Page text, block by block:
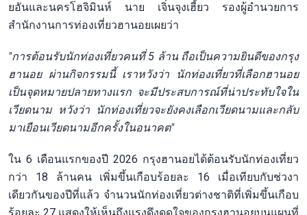
ยอันและนครโฮจิมินห์ นาย เจิ่นจุงเฮี้ยว รองผู้อำนวยการ
สำนักงานการท่องเที่ยวฮานอยเผยว่า
"การต้อนรับนักท่องเที่ยวคนที่ 5 ล้าน ถือเป็นความยินดีของกรุง
ฮานอย ผ่านกิจกรรมนี้ เราหวังว่า นักท่องเที่ยวที่เลือกฮานอย
เป็นจุดหมายปลายทางแรก จะมีประสบการณ์ที่น่าประทับใจใน
เวียดนาม หวังว่า นักท่องเที่ยวจะยังคงเลือกเวียดนามและกลับ
มาเยือนเวียดนามอีกครั้งในอนาคต"
ใน 6 เดือนแรกของปี 2026 กรุงฮานอยได้ต้อนรับนักท่องเที่ยว
กว่า 18 ล้านคน เพิ่มขึ้นเกือบร้อยละ 16 เมื่อเทียบกับช่วงา
เดียวกันของปีที่แล้ว จำนวนนักท่องเที่ยวต่างชาติที่เพิ่มขึ้นเกือบ